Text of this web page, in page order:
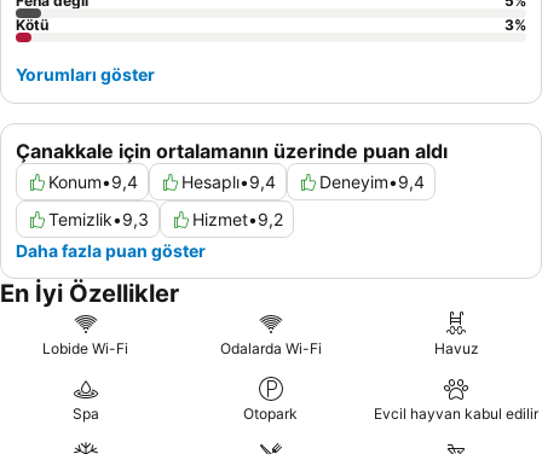
Çanakkale için ortalamanın üzerinde puan aldı
Konum•9,4 Hesaplı•9,4 Deneyim•9,4
Temizlik•9,3 Hizmet•9,2
Daha fazla puan göster
Kötü
3%
Yorumları göster
En İyi Özellikler
Lobide Wi-Fi Odalarda Wi-Fi Havuz
Spa Otopark Evcil hayvan kabul edilir